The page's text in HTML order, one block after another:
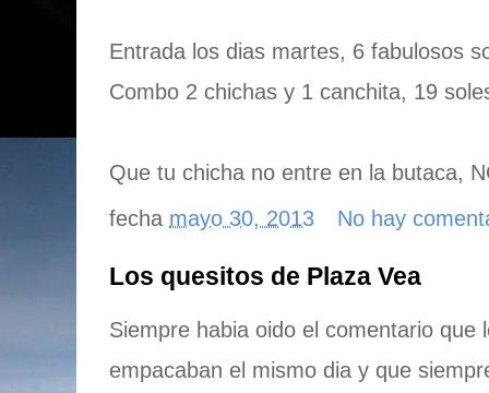
Entrada los dias martes, 6 fabulosos
Combo 2 chichas y 1 canchita, 19
Que tu chicha no entre en la butaca,
fecha mayo 30, 2013 No hay
Los quesitos de Plaza Vea
Siempre habia oido el comentario que
empacaban el mismo dia y que